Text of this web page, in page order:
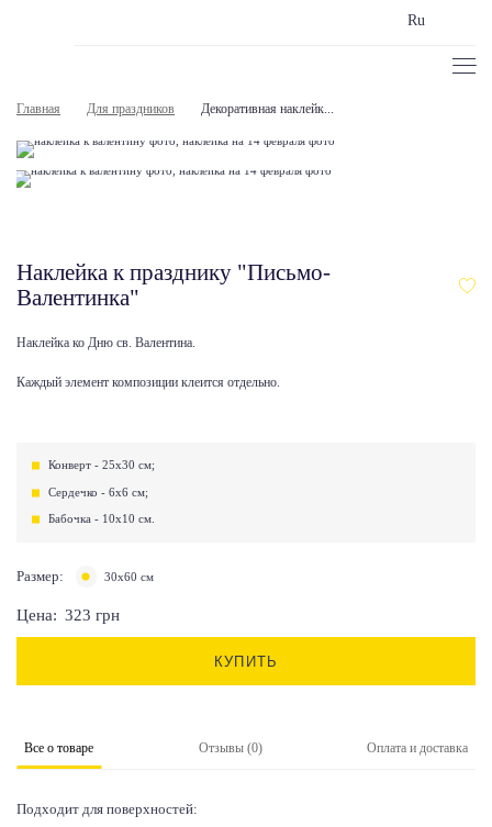
Ru
Главная Для праздников Декоративная наклейк...
Наклейка к празднику "Письмо-
Валентинка"
Наклейка ко Дню св. Валентина.
Каждый элемент композиции клеится отдельно.
Конверт - 25х30 см;
Сердечко - 6х6 см;
Бабочка - 10х10 см.
Размер: 30х60 см
Цена: 323 грн
КУПИТЬ
Все о товаре Отзывы (0) Оплата и доставка
Подходит для поверхностей: